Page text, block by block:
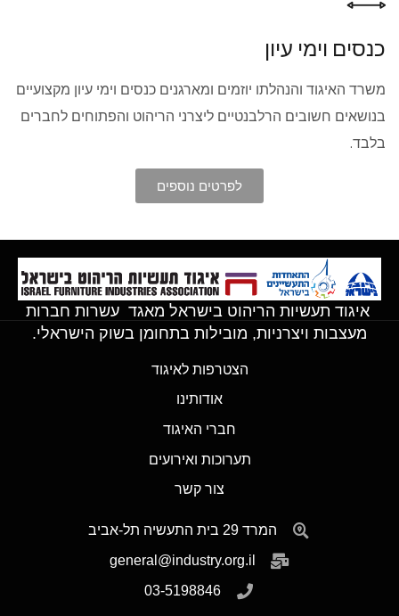
כנסים וימי עיון
משרד האיגוד והנהלתו יוזמים ומארגנים כנסים וימי עיון מקצועיים
בנושאים חשובים הרלבנטיים ליצרני הריהוט והפתוחים לחברים
בלבד.
לפרטים נוספים
צור קשר
המרד 29 בית התעשיה תל-אביב
general@industry.org.il
03-5198846
איגוד תעשיות הריהוט בישראל מאגד עשרות חברות
מעצבות ויצרניות, מובילות בתחומן בשוק הישראלי.
הצטרפות לאיגוד
אודותינו
חברי האיגוד
תערוכות ואירועים